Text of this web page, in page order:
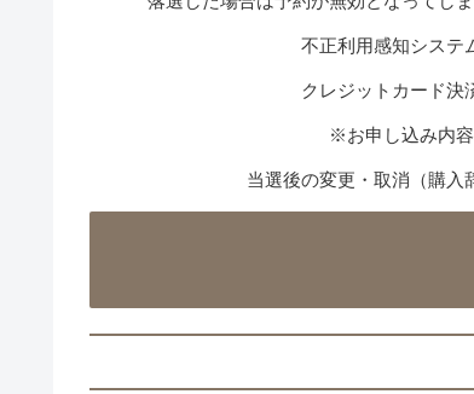
不正利用感知システ
クレジットカード決
※お申し込み内容
当選後の変更・取消（購入